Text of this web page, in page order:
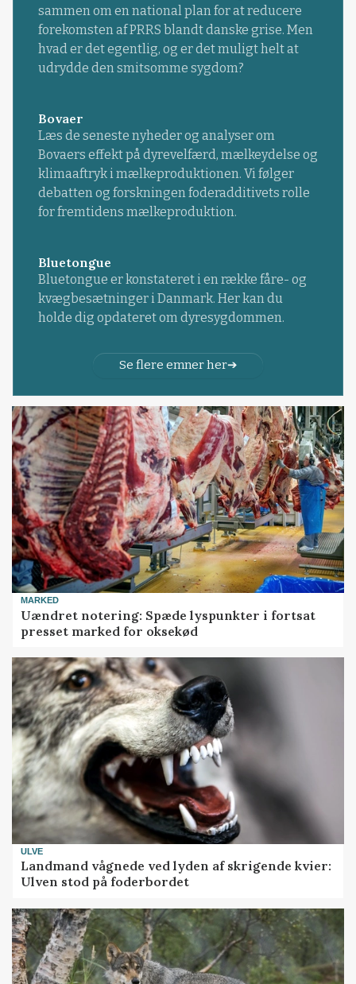
sammen om en national plan for at reducere
forekomsten af PRRS blandt danske grise. Men
hvad er det egentlig, og er det muligt helt at
udrydde den smitsomme sygdom?
Bovaer
Læs de seneste nyheder og analyser om
Bovaers effekt på dyrevelfærd, mælkeydelse og
klimaaftryk i mælkeproduktionen. Vi følger
debatten og forskningen foderadditivets rolle
for fremtidens mælkeproduktion.
Bluetongue
Bluetongue er konstateret i en række fåre- og
kvægbesætninger i Danmark. Her kan du
holde dig opdateret om dyresygdommen.
Se flere emner her
MARKED
Uændret notering: Spæde lyspunkter i fortsat
presset marked for oksekød
ULVE
Landmand vågnede ved lyden af skrigende kvier:
Ulven stod på foderbordet